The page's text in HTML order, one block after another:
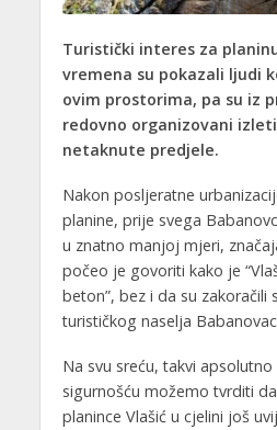
Turistički interes za
vremena su pokazali ljudi
ovim prostorima, pa su iz
redovno organizovani
netaknute predjele.
Nakon posljeratne
planine, prije svega
u znatno manjoj mjeri,
počeo je govoriti kako je
beton”, bez i da su zakoračili
turističkog naselja
Na svu sreću, takvi
sigurnošću možemo tvrditi
planince Vlašić u cjelini još